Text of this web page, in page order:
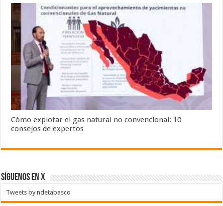
Cómo explotar el gas natural no convencional: 10
consejos de expertos
SÍGUENOS EN X
Tweets by ndetabasco